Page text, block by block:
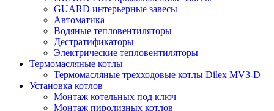
GUARD интерьерные завесы
Автоматика
Водяные тепловентиляторы
Дестратификаторы
Электрические тепловентиляторы
Термомасляные котлы
Термомасляные трехходовые котлы Dilex MV3-D
Установка котлов
Монтаж котельных под ключ
Монтаж пиролизных котлов